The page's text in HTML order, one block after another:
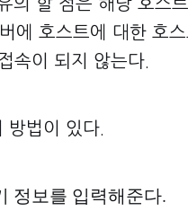
에 호스트에 대한 호
속이 되지 않는다.
방법이 있다.
정보를 입력해준다.